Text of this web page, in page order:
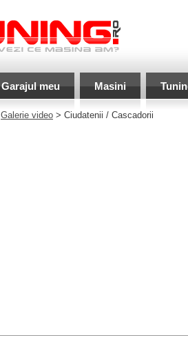
Garajul meu Masini
Galerie video > Ciudatenii / Cascadorii